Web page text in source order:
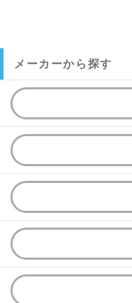
メーカーから探す